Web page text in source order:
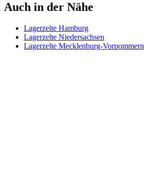
Auch in der Nähe
Lagerzelte Hamburg
Lagerzelte Niedersachsen
Lagerzelte Mecklenburg-Vorpommern